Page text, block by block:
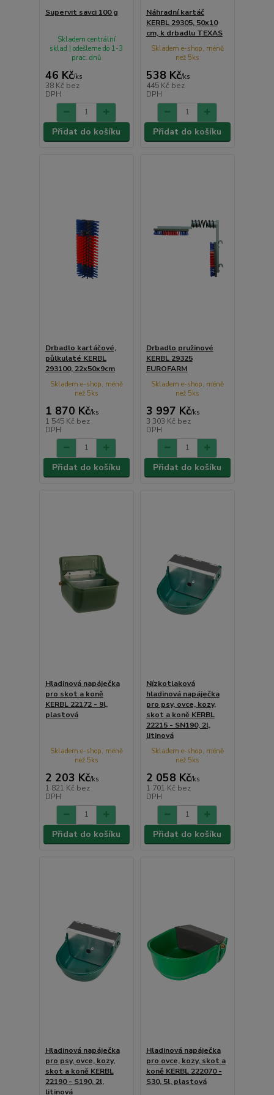
Supervit savci 100 g
46 Kč/ks
38 Kč bez
DPH
Skladem centrální
sklad | odešleme do 1-3
prac. dnů
Přidat do košíku
Náhradní kartáč
KERBL 29305, 50x10
cm, k drbadlu TEXAS
538 Kč/ks
445 Kč bez
DPH
Skladem e-shop, méně
než 5ks
Přidat do košíku
Drbadlo kartáčové,
půlkulaté KERBL
293100, 22x50x9cm
1 870 Kč/ks
1 545 Kč bez
DPH
Skladem e-shop, méně
než 5ks
Přidat do košíku
Drbadlo pružinové
KERBL 29325
EUROFARM
3 997 Kč/ks
3 303 Kč bez
DPH
Skladem e-shop, méně
než 5ks
Přidat do košíku
Hladinová napáječka
pro skot a koně
KERBL 22172 - 9l,
plastová
2 203 Kč/ks
1 821 Kč bez
DPH
Skladem e-shop, méně
než 5ks
Přidat do košíku
Nízkotlaková
hladinová napáječka
pro psy, ovce, kozy,
skot a koně KERBL
22215 - SN190, 2l,
litinová
2 058 Kč/ks
1 701 Kč bez
DPH
Skladem e-shop, méně
než 5ks
Přidat do košíku
Hladinová napáječka
pro psy, ovce, kozy,
skot a koně KERBL
22190 - S190, 2l,
litinová
Hladinová napáječka
pro ovce, kozy, skot a
koně KERBL 222070 -
S30, 5l, plastová